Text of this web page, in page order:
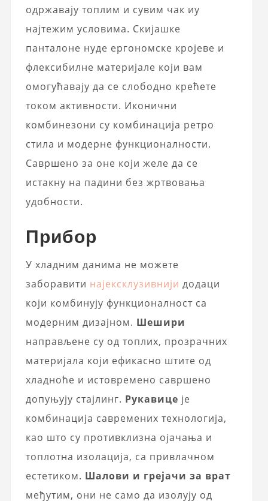
одржавају топлим и сувим чак иу
најтежим условима. Скијашке
панталоне нуде ергономске кројеве и
флексибилне материјале који вам
омогућавају да се слободно крећете
током активности. Иконични
комбинезони су комбинација ретро
стила и модерне функционалности.
Савршено за оне који желе да се
истакну на падини без жртвовања
удобности.
Прибор
У хладним данима не можете
заборавити најексклузивнији додаци
који комбинују функционалност са
модерним дизајном. Шешири
направљене су од топлих, прозрачних
материјала који ефикасно штите од
хладноће и истовремено савршено
допуњују стајлинг. Рукавице је
комбинација савремених технологија,
као што су противклизна ојачања и
топлотна изолација, са привлачном
естетиком. Шалови и грејачи за врат
међутим, они не само да изолују од